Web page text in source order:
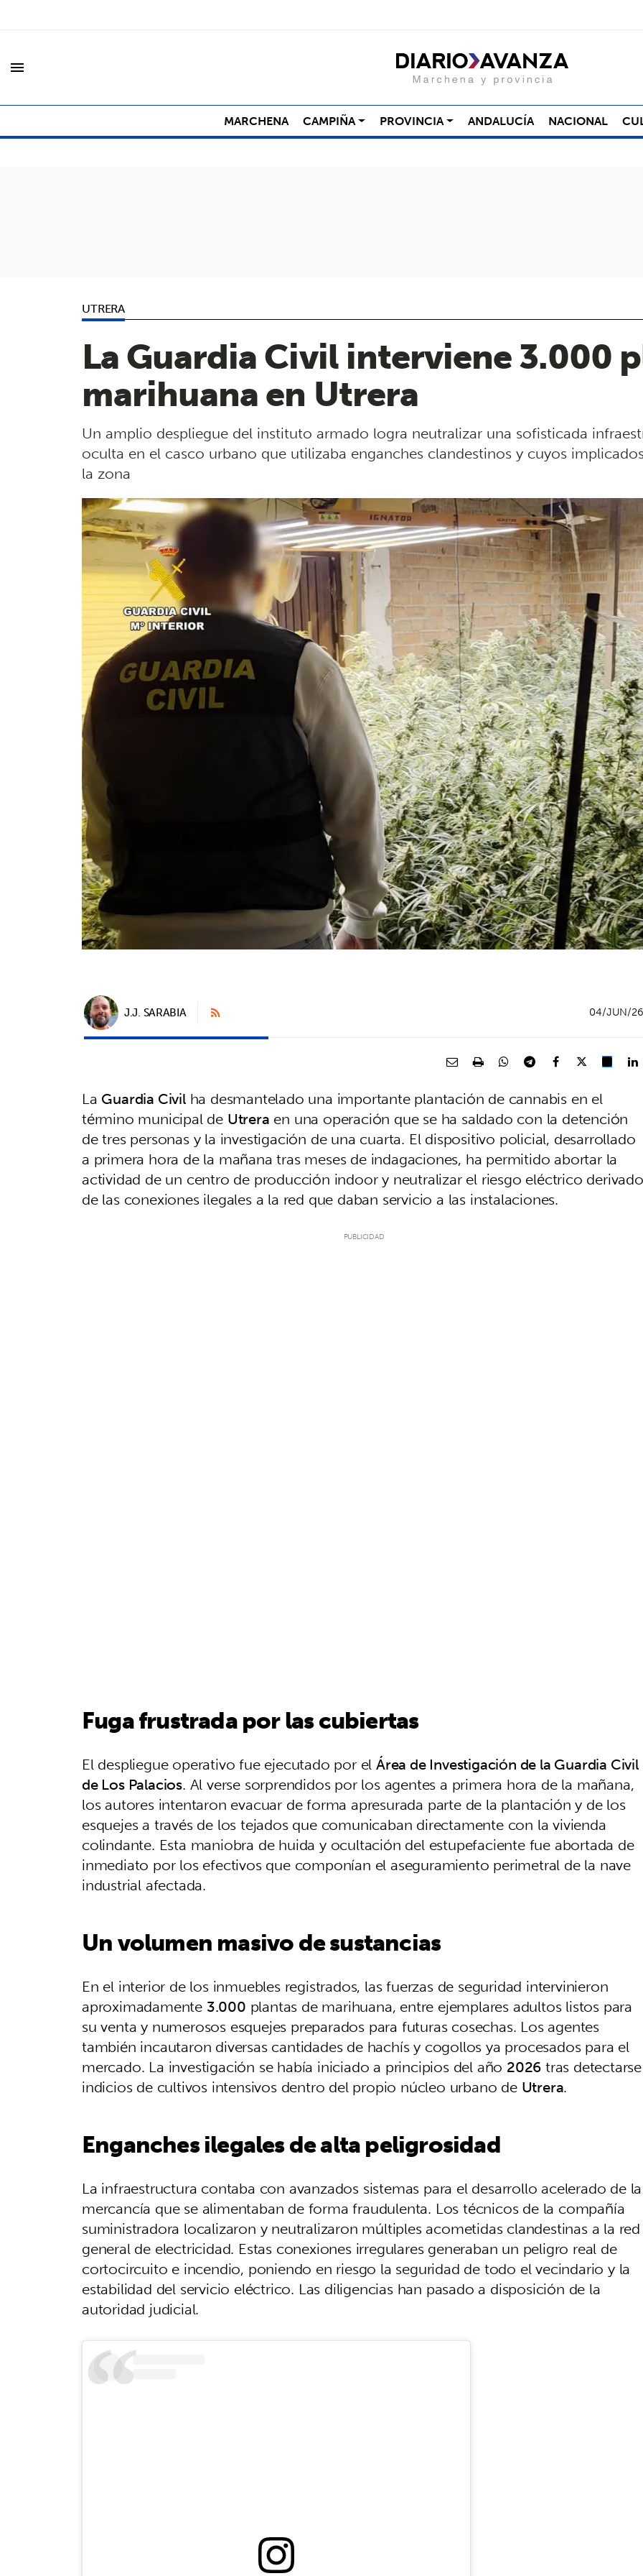
menu
MARCHENA CAMPIÑA PROVINCIA ANDALUCÍA NACIONAL
UTRERA
La Guardia Civil interviene 3.000
marihuana en Utrera
Un amplio despliegue del instituto armado logra neutralizar una sofisticada
oculta en el casco urbano que utilizaba enganches clandestinos y cuyos
la zona
J.J. SARABIA 04/JUN/26
La Guardia Civilha desmantelado una importante plantación de cannabis en el
término municipal de Utrera en una operación que se ha saldado con la detención
de tres personas y la investigación de una cuarta. El dispositivo policial, desarrollado
a primera hora de la mañana tras meses de indagaciones, ha permitido abortar la
actividad de un centro de producción indoor y neutralizar el riesgo eléctrico derivado
de las conexiones ilegales a la red que daban servicio a las instalaciones.
Fuga frustrada por las cubiertas
El despliegue operativo fue ejecutado por elÁrea de Investigación de la Guardia Civil
de Los Palacios. Al verse sorprendidos por los agentes a primera hora de la mañana,
los autores intentaron evacuar de forma apresurada parte de la plantación y de los
esquejes a través de los tejados que comunicaban directamente con la vivienda
colindante. Esta maniobra de huida y ocultación del estupefaciente fue abortada de
inmediato por los efectivos que componían el aseguramiento perimetral de la nave
industrial afectada.
Un volumen masivo de sustancias
En el interior de los inmuebles registrados, las fuerzas de seguridad intervinieron
aproximadamente 3.000 plantas de marihuana, entre ejemplares adultos listos para
su venta y numerosos esquejes preparados para futuras cosechas. Los agentes
también incautaron diversas cantidades de hachís y cogollos ya procesados para el
mercado. La investigación se había iniciado a principios del año 2026tras detectarse
indicios de cultivos intensivos dentro del propio núcleo urbano de Utrera.
Enganches ilegales de alta peligrosidad
La infraestructura contaba con avanzados sistemas para el desarrollo acelerado de la
mercancía que se alimentaban de forma fraudulenta. Los técnicos de la compañía
suministradora localizaron y neutralizaron múltiples acometidas clandestinas a la red
general de electricidad. Estas conexiones irregulares generaban un peligro real de
cortocircuito e incendio, poniendo en riesgo la seguridad de todo el vecindario y la
estabilidad del servicio eléctrico. Las diligencias han pasado a disposición de la
autoridad judicial.